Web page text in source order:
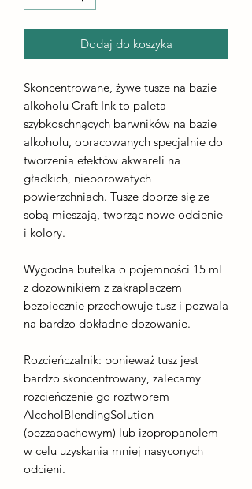
Dodaj do koszyka
Skoncentrowane, żywe tusze na bazie
alkoholu Craft Ink to paleta
szybkoschnących barwników na bazie
alkoholu, opracowanych specjalnie do
tworzenia efektów akwareli na
gładkich, nieporowatych
powierzchniach. Tusze dobrze się ze
sobą mieszają, tworząc nowe odcienie
i kolory.
Wygodna butelka o pojemności 15 ml
z dozownikiem z zakraplaczem
bezpiecznie przechowuje tusz i pozwala
na bardzo dokładne dozowanie.
Rozcieńczalnik: ponieważ tusz jest
bardzo skoncentrowany, zalecamy
rozcieńczenie go roztworem
AlcoholBlendingSolution
(bezzapachowym) lub izopropanolem
w celu uzyskania mniej nasyconych
odcieni.